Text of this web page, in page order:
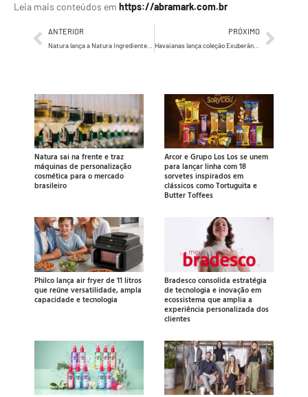
Leia mais conteúdos em https://abramark.com.br
ANTERIOR PRÓXIMO
Havaianas lança coleção Exuberância Cheia de Brasil com estampa Caquinhos inspirada em pisos de pastilhas
Natura sai na frente e traz
máquinas de personalização
cosmética para o mercado
brasileiro
Arcor e Grupo Los Los se unem
para lançar linha com 18
sorvetes inspirados em
clássicos como Tortuguita e
Butter Toffees
Philco lança air fryer de 11 litros
que reúne versatilidade, ampla
capacidade e tecnologia
Bradesco consolida estratégia
de tecnologia e inovação em
ecossistema que amplia a
experiência personalizada dos
clientes